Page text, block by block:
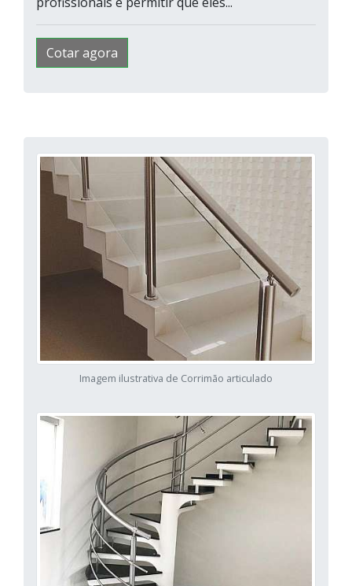
Cotar agora
Imagem ilustrativa de Corrimão articulado